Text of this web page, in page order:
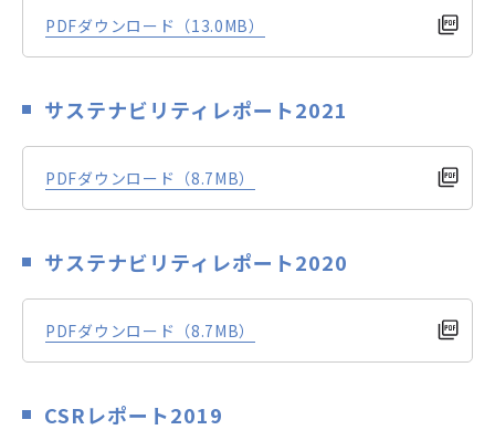
PDFダウンロード（13.0MB）
サステナビリティレポート2021
PDFダウンロード（8.7MB）
サステナビリティレポート2020
PDFダウンロード（8.7MB）
CSRレポート2019